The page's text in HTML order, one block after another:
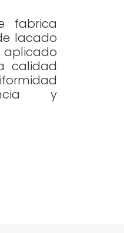
fabrica
lacado
calidad
y